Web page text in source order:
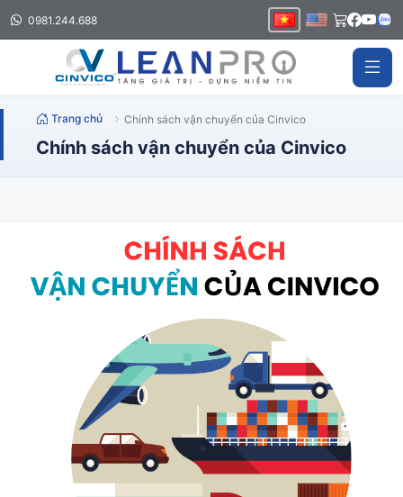
0981.244.688
Trang chủ Chính sách vận chuyển của Cinvico
Chính sách vận chuyển của Cinvico